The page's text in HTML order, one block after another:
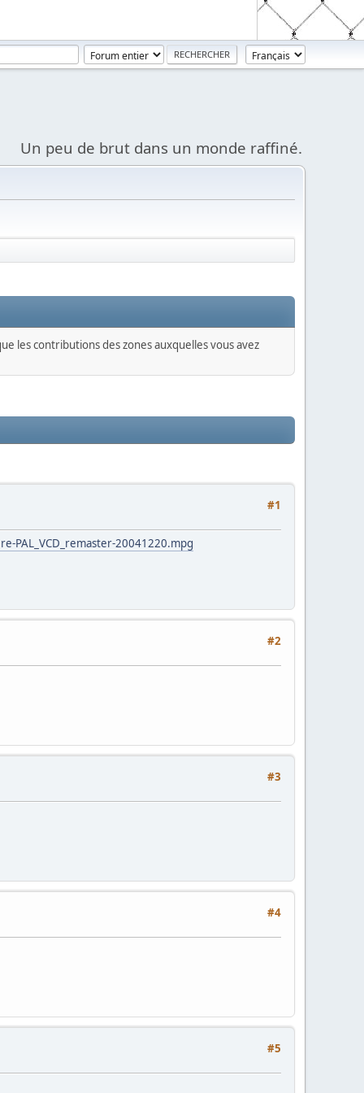
Un peu de brut dans un monde raffiné.
les contributions des zones auxquelles vous avez
#1
PAL_VCD_remaster-20041220.mpg
#2
#3
#4
#5